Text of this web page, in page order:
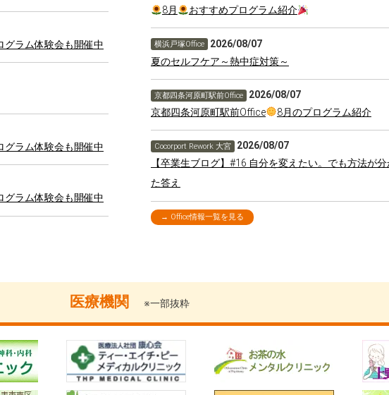
グラム体験会も開催中
グラム体験会も開催中
グラム体験会も開催中
8月
おすすめプログラム紹介
横浜戸塚Office
2026/08/07
夏のセルフケア～熱中症対策～
京都四条河原町駅前Office
2026/08/07
京都四条河原町駅前Office
8月のプログラム紹介
Cocorport Rework 大宮
2026/08/07
【卒業生ブログ】#16 自分を変えたい。でも方法が
た答え
→ Office情報一覧を見る
医療機関 ※一部抜粋